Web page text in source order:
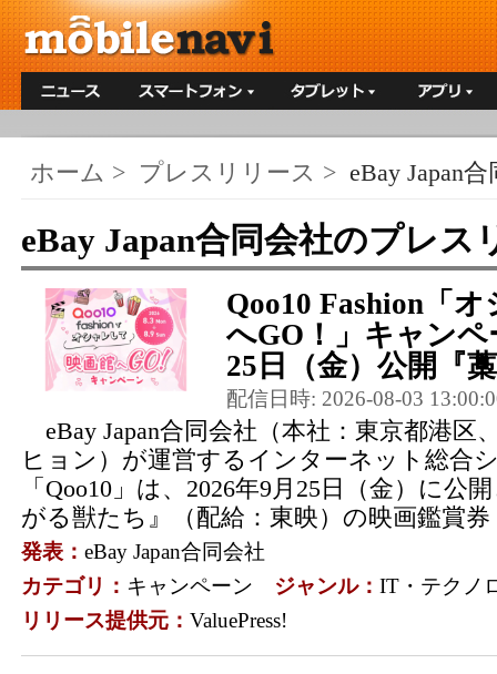
ホーム > プレスリリース > eBay Japan
eBay Japan合同会社のプレス
Qoo10 Fashion「
へGO！」キャンペ
25日（金）公開『
配信日時: 2026-08-03
eBay Japan合同会社（本社：東京都港区
ヒョン）が運営するインターネット総合
「Qoo10」は、2026年9月25日（金）に公
がる獣たち』（配給：東映）の映画鑑賞
発表： eBay Japan合同会社
カテゴリ： キャンペーン ジャンル： IT・テクノ
リリース提供元： ValuePress!